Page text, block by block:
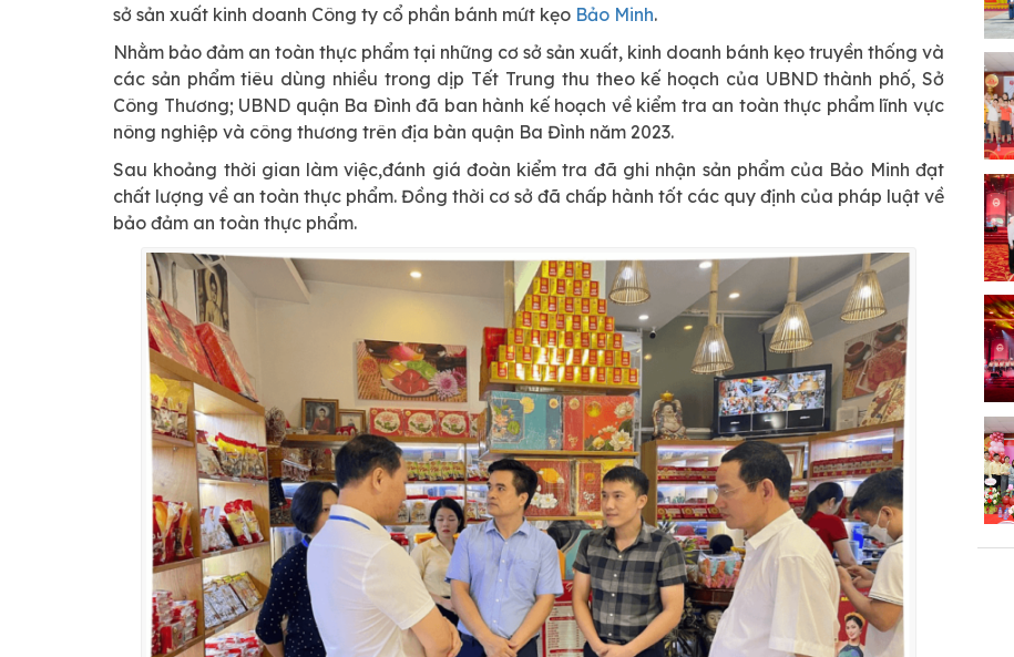
sở sản xuất kinh doanh Công ty cổ phần bánh mứt kẹo Bảo Minh.
Nhằm bảo đảm an toàn thực phẩm tại những cơ sở sản xuất, kinh doanh bánh kẹo truyền thống và
các sản phẩm tiêu dùng nhiều trong dịp Tết Trung thu theo kế hoạch của UBND thành phố, Sở
Công Thương; UBND quận Ba Đình đã ban hành kế hoạch về kiểm tra an toàn thực phẩm lĩnh vực
nông nghiệp và công thương trên địa bàn quận Ba Đình năm 2023.
Sau khoảng thời gian làm việc,đánh giá đoàn kiểm tra đã ghi nhận sản phẩm của Bảo Minh đạt
chất lượng về an toàn thực phẩm. Đồng thời cơ sở đã chấp hành tốt các quy định của pháp luật về
bảo đảm an toàn thực phẩm.